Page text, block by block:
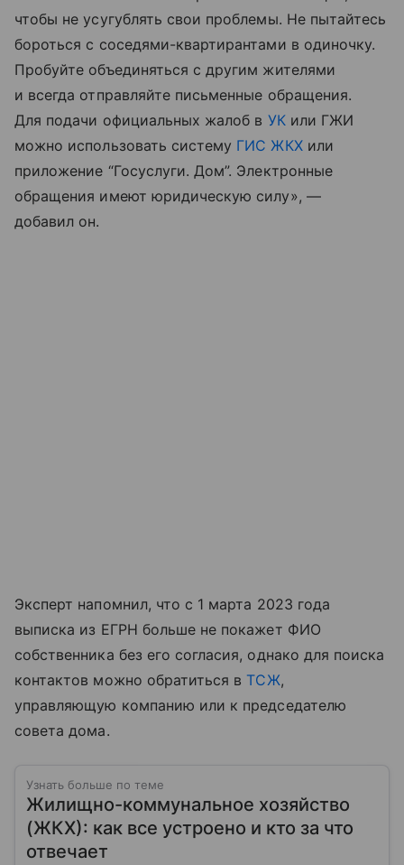
чтобы не усугублять свои проблемы. Не пытайтесь
бороться с соседями-квартирантами в одиночку.
Пробуйте объединяться с другим жителями
и всегда отправляйте письменные обращения.
Для подачи официальных жалоб в УКили ГЖИ
можно использовать систему ГИС ЖКХили
приложение “Госуслуги. Дом”. Электронные
обращения имеют юридическую силу», —
добавил он.
Эксперт напомнил, что с 1 марта 2023 года
выписка из ЕГРН больше не покажет ФИО
собственника без его согласия, однако для поиска
контактов можно обратиться в ТСЖ,
управляющую компанию или к председателю
совета дома.
Узнать больше по теме
Жилищно-коммунальное хозяйство
(ЖКХ): как все устроено и кто за что
отвечает